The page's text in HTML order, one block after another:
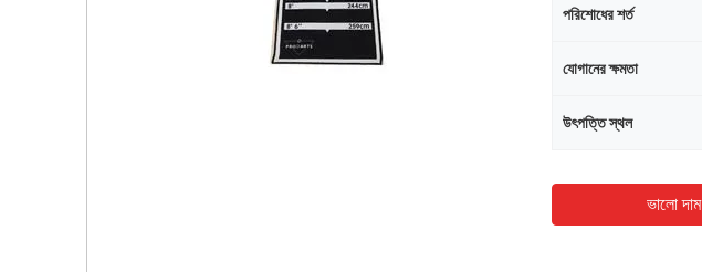
পরিশোধের শর্ত
যোগানের ক্ষমতা
উৎপত্তি স্থল
ভালো দাম